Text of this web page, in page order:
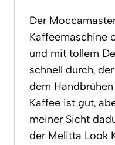
Der
Kaffeemaschine
und mit tollem
schnell durch,
dem
Kaffee ist gut,
meiner Sicht
der Melitta Look